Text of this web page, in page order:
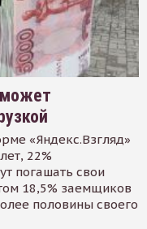
«Яндекс.Взгляд»
22%
погашать свои
18,5% заемщиков
половины своего